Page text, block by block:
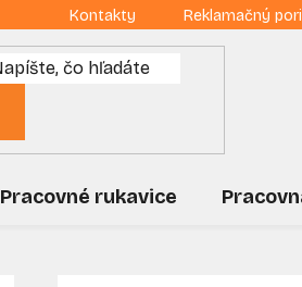
Kontakty Reklamačný
Pracovné rukavice